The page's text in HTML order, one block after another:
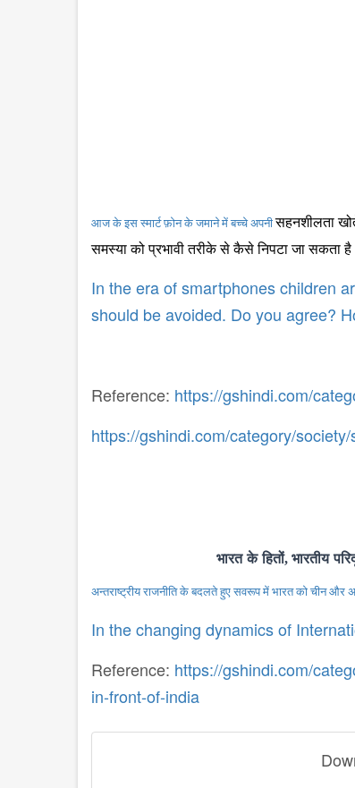
आज के इस स्मार्ट फ़ोन के जमाने में बच्चे अपनीसहनशीलता
समस्या को प्रभावी तरीके से कैसे निपटा जा सकता है
In the era of smartphones children
should be avoided. Do you agree?
Reference: https://gshindi.com/
https://gshindi.com/category/
भारत के हितों, भारतीय
अन्तराष्ट्रीय राजनीति के बदलते हुए सवरूप में भारत को चीन और
In the changing dynamics of
Reference: https://gshindi.com/
in-front-of-india